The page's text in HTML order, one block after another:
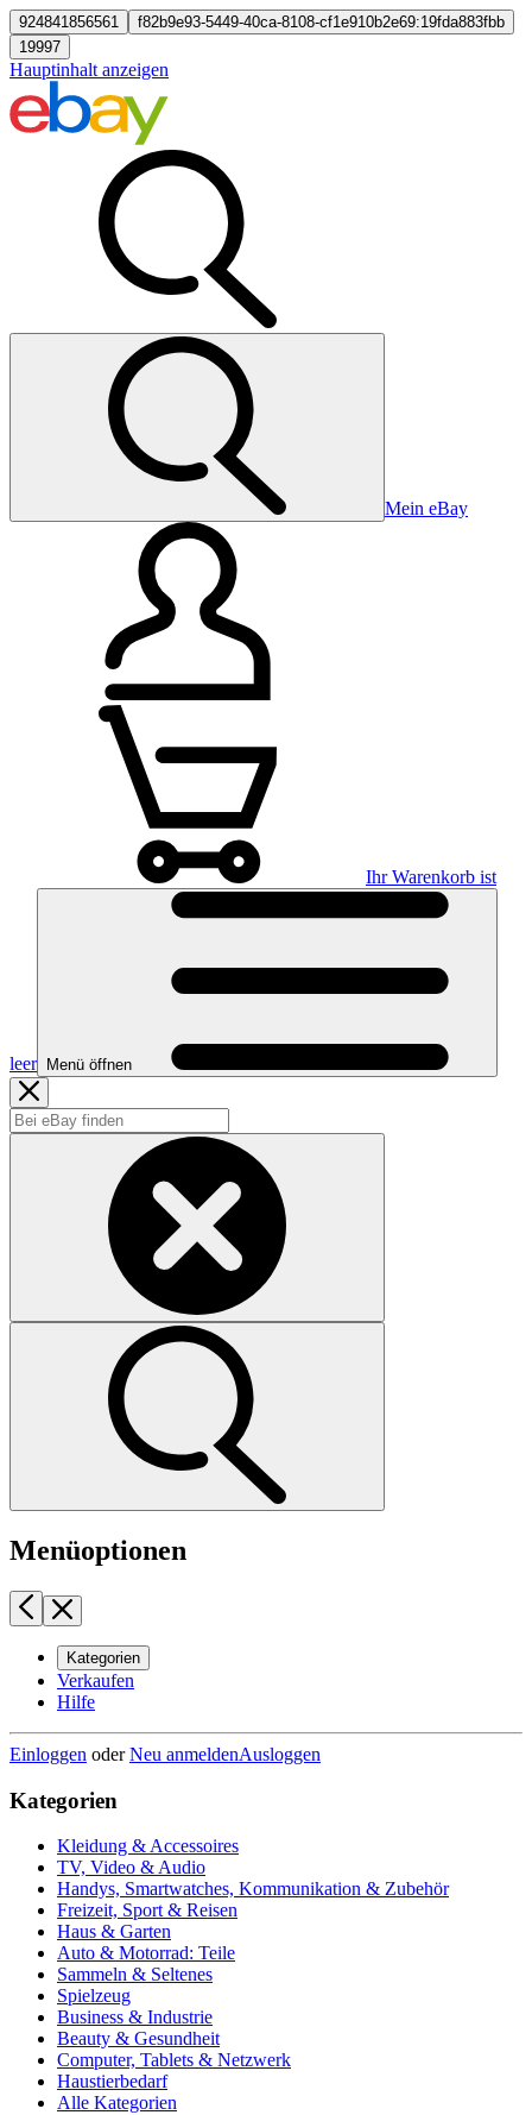
924841856561
f82b9e93-5449-40ca-8108-cf1e910b2e69:19fda883fbb
19997
Hauptinhalt anzeigen
Mein eBay
Ihr Warenkorb ist
leer Menü öffnen
Menüoptionen
Kategorien
Verkaufen
Hilfe
Einloggen oderNeu anmeldenAusloggen
Kategorien
Kleidung & Accessoires
TV, Video & Audio
Handys, Smartwatches, Kommunikation & Zubehör
Freizeit, Sport & Reisen
Haus & Garten
Auto & Motorrad: Teile
Sammeln & Seltenes
Spielzeug
Business & Industrie
Beauty & Gesundheit
Computer, Tablets & Netzwerk
Haustierbedarf
Alle Kategorien